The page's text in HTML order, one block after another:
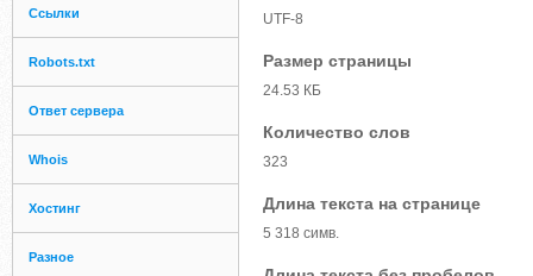
Ссылки
Robots.txt
Ответ сервера
Whois
Хостинг
Разное
UTF-8
Размер страницы
24.53 КБ
Количество слов
323
Длина текста на странице
5 318 симв.